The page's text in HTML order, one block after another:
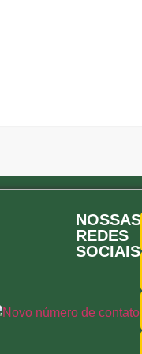
NOSSAS
REDES
SOCIAIS